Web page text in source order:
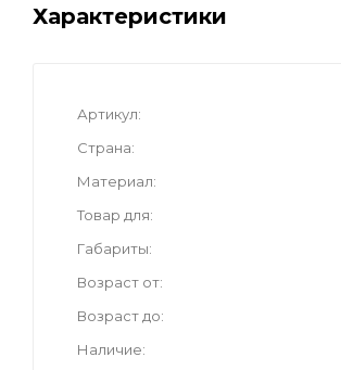
Характеристики
Артикул
Страна
Материал
Товар для
Габариты
Возраст от
Возраст до
Наличие